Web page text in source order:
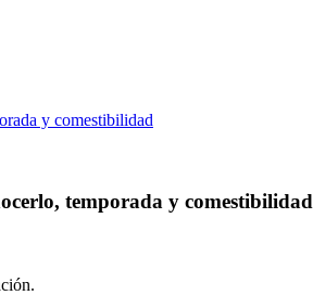
temporada y comestibilidad